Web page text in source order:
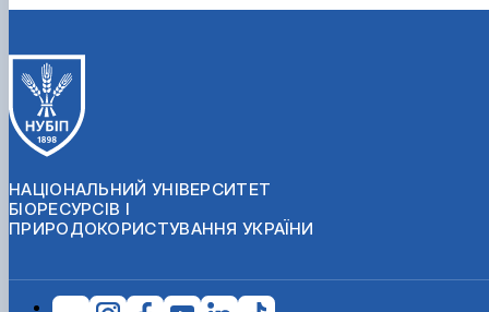
НАЦІОНАЛЬНИЙ УНІВЕРСИТЕТ
БІОРЕСУРСІВ І
ПРИРОДОКОРИСТУВАННЯ УКРАЇНИ